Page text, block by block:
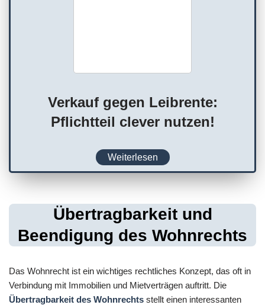
Verkauf gegen Leibrente:
Pflichtteil clever nutzen!
Weiterlesen
Übertragbarkeit und
Beendigung des Wohnrechts
Das Wohnrecht ist ein wichtiges rechtliches Konzept, das oft in
Verbindung mit Immobilien und Mietverträgen auftritt. Die
Übertragbarkeit des Wohnrechts stellt einen interessanten